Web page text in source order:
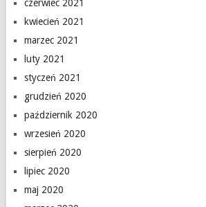
czerwiec 2021
kwiecień 2021
marzec 2021
luty 2021
styczeń 2021
grudzień 2020
październik 2020
wrzesień 2020
sierpień 2020
lipiec 2020
maj 2020